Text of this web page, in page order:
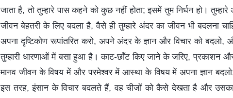
जाता है, तो तुम्हारे पास कहने को कुछ नहीं होता; इसमें तुम निर्धन हो। तुम्हारे
जीवन बेहतरी के लिए बदला है, वैसे ही तुम्हारे अंदर का जीवन भी बदलना
अपना दृष्टिकोण रूपांतरित करो, अपने अंदर के ज्ञान और विचार को बदलो,
तुम्हारी धारणाओं में बसा हुआ है। काट-छाँट किए जाने के जरिए, प्रकाशन
मानव जीवन के विषय में और परमेश्वर में आस्था के विषय में अपना ज्ञान
इस तरह, इंसान के विचार बदलते हैं, वह चीजों को कैसे देखता है और